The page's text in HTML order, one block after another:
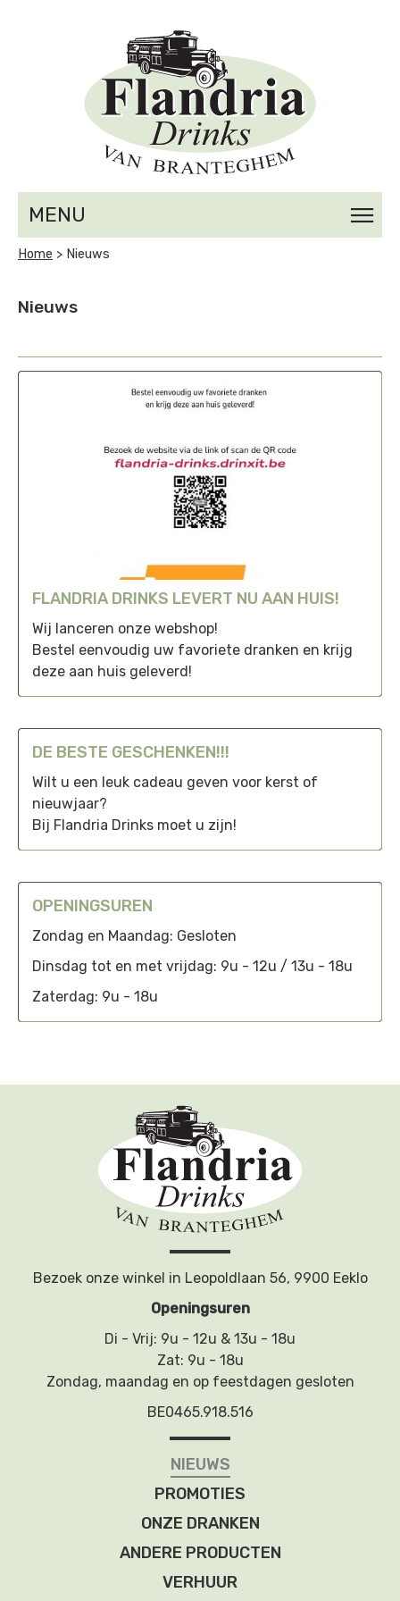
MENU
U bent hier
Home > Nieuws
Nieuws
FLANDRIA DRINKS LEVERT NU AAN HUIS!
Wij lanceren onze webshop!
Bestel eenvoudig uw favoriete dranken en krijg
deze aan huis geleverd!
DE BESTE GESCHENKEN!!!
Wilt u een leuk cadeau geven voor kerst of
nieuwjaar?
Bij Flandria Drinks moet u zijn!
OPENINGSUREN
Zondag en Maandag: Gesloten
Dinsdag tot en met vrijdag: 9u - 12u / 13u - 18u
Zaterdag: 9u - 18u
Bezoek onze winkel in Leopoldlaan 56, 9900 Eeklo
Openingsuren
Di - Vrij: 9u - 12u & 13u - 18u
Zat: 9u - 18u
Zondag, maandag en op feestdagen gesloten
BE0465.918.516
NIEUWS
PROMOTIES
ONZE DRANKEN
ANDERE PRODUCTEN
VERHUUR